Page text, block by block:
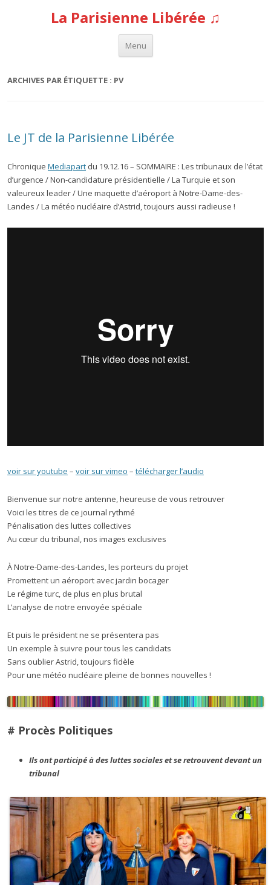
La Parisienne Libérée ♫
Menu
Aller au contenu
ARCHIVES PAR ÉTIQUETTE : PV
Le JT de la Parisienne Libérée
Chronique Mediapart du 19.12.16 – SOMMAIRE : Les tribunaux de l’état
d’urgence / Non-candidature présidentielle / La Turquie et son
valeureux leader / Une maquette d’aéroport à Notre-Dame-des-
Landes / La météo nucléaire d’Astrid, toujours aussi radieuse !
voir sur youtube – voir sur vimeo – télécharger l’audio
Bienvenue sur notre antenne, heureuse de vous retrouver
Voici les titres de ce journal rythmé
Pénalisation des luttes collectives
Au cœur du tribunal, nos images exclusives
À Notre-Dame-des-Landes, les porteurs du projet
Promettent un aéroport avec jardin bocager
Le régime turc, de plus en plus brutal
L’analyse de notre envoyée spéciale
Et puis le président ne se présentera pas
Un exemple à suivre pour tous les candidats
Sans oublier Astrid, toujours fidèle
Pour une météo nucléaire pleine de bonnes nouvelles !
# Procès Politiques
Ils ont participé à des luttes sociales et se retrouvent devant un
tribunal